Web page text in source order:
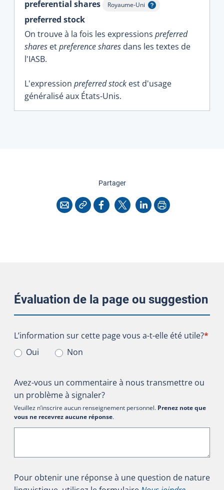
preferential shares Royaume-Uni
Afficher l'infobulle
preferred stock
On trouve à la fois les expressions preferred
shares etpreference shares dans les textes de
l'IASB.
L'expression preferred stock est d'usage
généralisé aux États-Unis.
Partagercette page
CourrielCopier l'adresse
Facebook
X LinkedInImprimer
Évaluation de la page ou suggestion
L’information sur cette page vous a-t-elle été utile?
L’information sur cette page vous a-t-elle été utile?*
Oui
Non
Avez-vous un commentaire à nous transmettre ou
un problème à signaler?
Veuillez n’inscrire aucun renseignement personnel. Prenez note que
vous ne recevrez aucune réponse.
Pour obtenir une réponse à une question de nature